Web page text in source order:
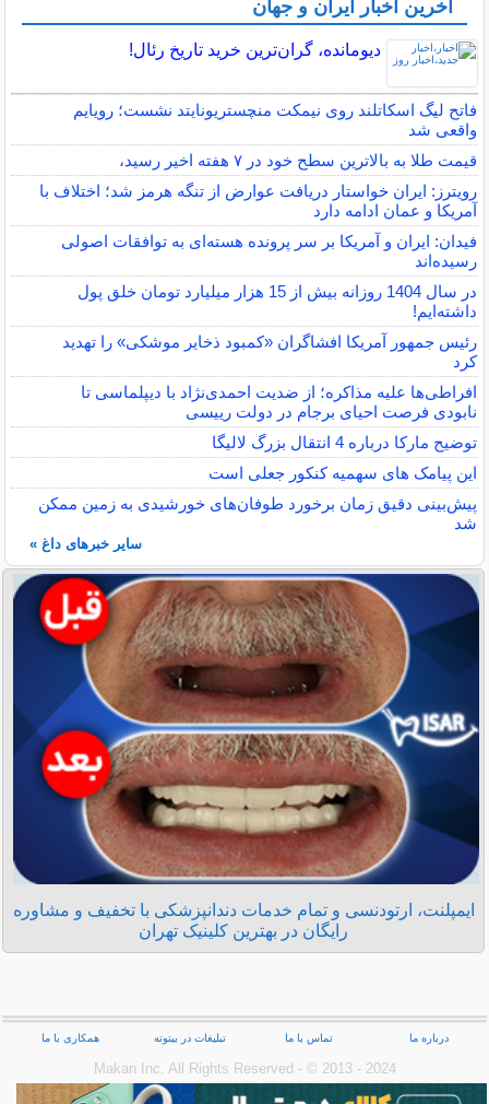
آخرین اخبار ایران و جهان
دیومانده، گران‌ترین خرید تاریخ رئال!
فاتح لیگ اسکاتلند روی نیمکت منچستریونایتد نشست؛ رویایم
واقعی شد
قیمت طلا به بالاترین سطح خود در ۷ هفته اخیر رسید،
رویترز: ایران خواستار دریافت عوارض از تنگه هرمز شد؛ اختلاف با
آمریکا و عمان ادامه دارد
فیدان: ایران و آمریکا بر سر پرونده هسته‌ای به توافقات اصولی
رسیده‌اند
در سال 1404 روزانه بیش از 15 هزار میلیارد تومان خلق پول
داشته‌ایم!
رئیس جمهور آمریکا افشاگران «کمبود ذخایر موشکی» را تهدید
کرد
افراطی‌ها علیه مذاکره؛ از ضدیت احمدی‌نژاد با دیپلماسی تا
نابودی فرصت احیای برجام در دولت رییسی
توضیح مارکا درباره 4 انتقال بزرگ لالیگا
این پیامک های سهمیه کنکور جعلی است
پیش‌بینی دقیق زمان برخورد طوفان‌های خورشیدی به زمین ممکن
شد
سایر خبرهای داغ »
ایمپلنت، ارتودنسی و تمام خدمات دندانپزشکی با تخفیف و مشاوره
رایگان در بهترین کلینیک تهران
درباره ما تماس با ما تبلیغات در بیتوته همکاری با ما
Makan Inc.‎ All Rights Reserved - © 2013 - 2024